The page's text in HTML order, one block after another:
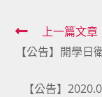
Read
more
articles
上一篇文章
【公告】開學
【公告】